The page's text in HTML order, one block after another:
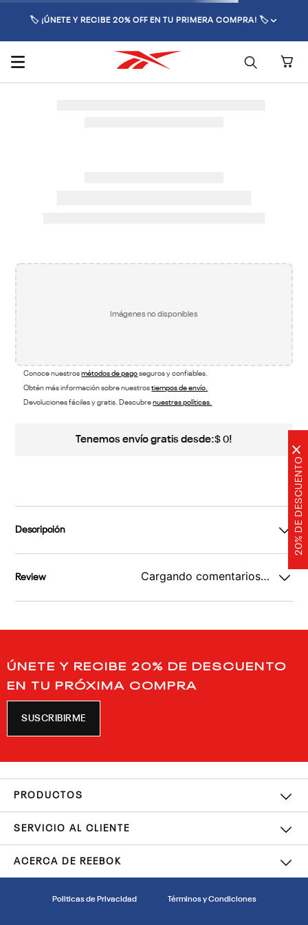
20% DE DESCUENTO
×
🏷️ ¡ÚNETE Y RECIBE 20% OFF EN TU PRIMERA COMPRA! 🏷️
Imágenes no disponibles
Conoce nuestrosmétodos de pagoseguros y confiables.
Obtén más información sobre nuestrostiempos de envío.
Devoluciones fáciles y gratis. Descubrenuestras políticas.
Tenemos envío gratis desde:$ 0!
Descripción
Review Cargando comentarios…
ÚNETE Y RECIBE 20% DE DESCUENTO
EN TU PRÓXIMA COMPRA
SUSCRIBIRME
PRODUCTOS
SERVICIO AL CLIENTE
ACERCA DE REEBOK
Politicas de Privacidad Términos y Condiciones